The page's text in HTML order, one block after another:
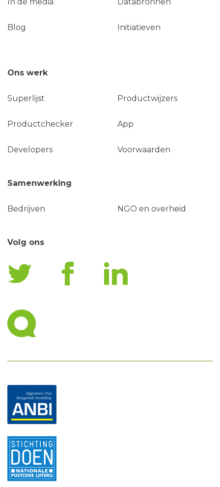
Blog Initiatieven
Ons werk
Superlijst Productwijzers
Productchecker App
Developers Voorwaarden
Samenwerking
Bedrijven NGO en overheid
Volg ons